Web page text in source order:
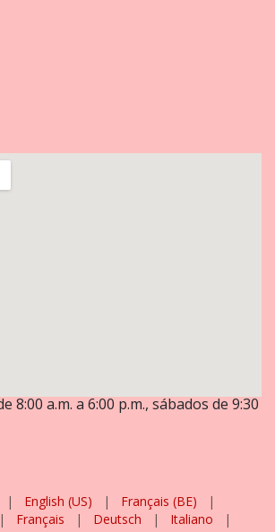
8:00 a.m. a 6:00 p.m., sábados de 9:30
| English (US) | Français (BE)
|
| Français | Deutsch | Italiano
|